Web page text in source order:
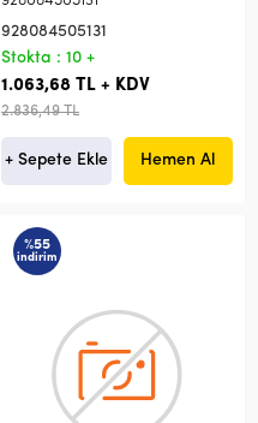
928084505131
Stokta : 10 +
1.063,68 TL + KDV
2.836,49 TL
+ Sepete Ekle Hemen Al
%55
indirim